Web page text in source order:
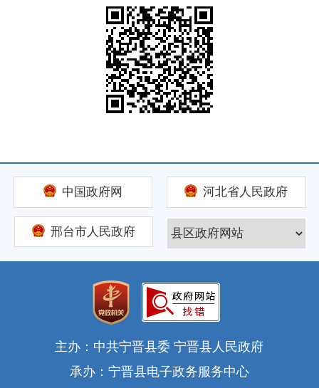
中国政府网 河北省人民政府
邢台市人民政府
主办：中共宁晋县委 宁晋县人民政府
承办：宁晋县电子政务服务中心